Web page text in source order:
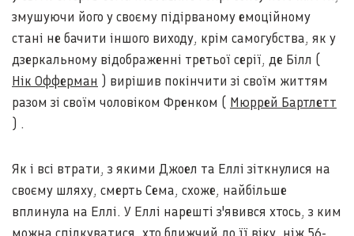
змушуючи його у своєму підірваному емоційному
стані не бачити іншого виходу, крім самогубства, як у
дзеркальному відображенні третьої серії, де Білл (
Нік Офферман ) вирішив покінчити зі своїм життям
разом зі своїм чоловіком Френком ( Мюррей Бартлетт
) .
Як і всі втрати, з якими Джоел та Еллі зіткнулися на
своєму шляху, смерть Сема, схоже, найбільше
вплинула на Еллі. У Еллі нарешті з'явився хтось, з ким